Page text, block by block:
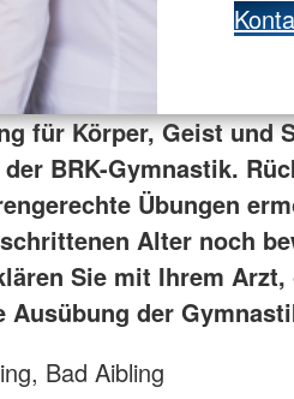
für Körper, Geist und
BRK-Gymnastik.
Übungen
Alter noch
Sie mit Ihrem
Ausübung der